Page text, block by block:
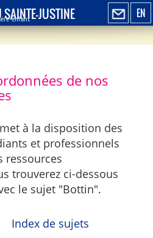
EN
JUSTINE
enfant
de nos
à la disposition des
et professionnels
ressources
trouverez ci-dessous
le sujet "Bottin".
Index de sujets